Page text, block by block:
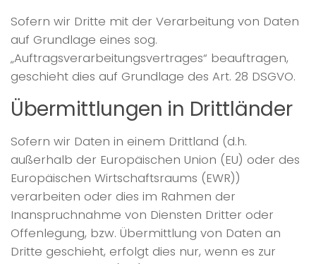
Sofern wir Dritte mit der Verarbeitung von Daten
auf Grundlage eines sog.
„Auftragsverarbeitungsvertrages“ beauftragen,
geschieht dies auf Grundlage des Art. 28 DSGVO.
Übermittlungen in Drittländer
Sofern wir Daten in einem Drittland (d.h.
außerhalb der Europäischen Union (EU) oder des
Europäischen Wirtschaftsraums (EWR))
verarbeiten oder dies im Rahmen der
Inanspruchnahme von Diensten Dritter oder
Offenlegung, bzw. Übermittlung von Daten an
Dritte geschieht, erfolgt dies nur, wenn es zur